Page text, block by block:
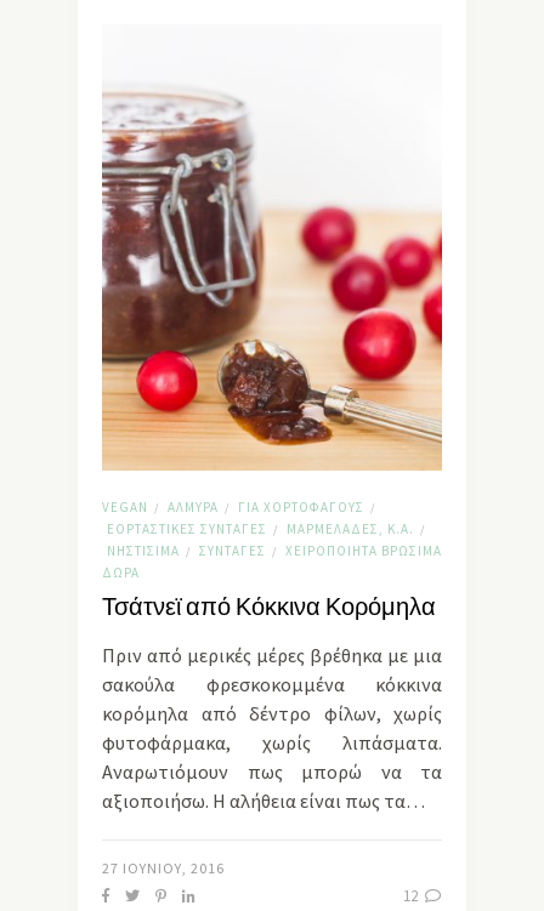
VEGAN / ΑΛΜΥΡΆ / ΓΙΑ ΧΟΡΤΟΦΆΓΟΥΣ /
ΕΟΡΤΑΣΤΙΚΈΣ ΣΥΝΤΑΓΈΣ / ΜΑΡΜΕΛΆΔΕΣ, Κ.Α. /
ΝΗΣΤΊΣΙΜΑ / ΣΥΝΤΑΓΈΣ /
ΧΕΙΡΟΠΟΊΗΤΑ ΒΡΏΣΙΜΑ
ΔΏΡΑ
Τσάτνεϊ από Κόκκινα Κορόμηλα
Πριν από μερικές μέρες βρέθηκα με μια
σακούλα φρεσκοκομμένα κόκκινα
κορόμηλα από δέντρο φίλων, χωρίς
φυτοφάρμακα, χωρίς λιπάσματα.
Αναρωτιόμουν πως μπορώ να τα
αξιοποιήσω. Η αλήθεια είναι πως τα…
27 ΙΟΥΝΊΟΥ, 2016
12